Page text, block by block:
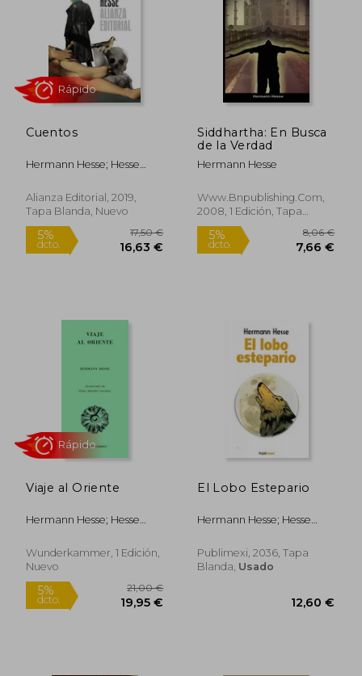
5%
dcto. 9,91 €
5%
dcto.
5%
dcto.
13,40 €
Rápido
Cuentos
Hermann Hesse; Hesse
Alianza Editorial, 2019,
Tapa Blanda, Nuevo
Siddhartha: En Busca
de la Verdad
Hermann Hesse
Www.Bnpublishing.Com,
2008, 1 Edición, Tapa
Blanda, Nuevo
Viaje al Oriente
Hermann Hesse; Hesse
Wunderkammer, 1 Edición,
Nuevo
El Lobo Estepario
Hermann Hesse; Hesse
Publimexi, 2036, Tapa
Blanda, Usado